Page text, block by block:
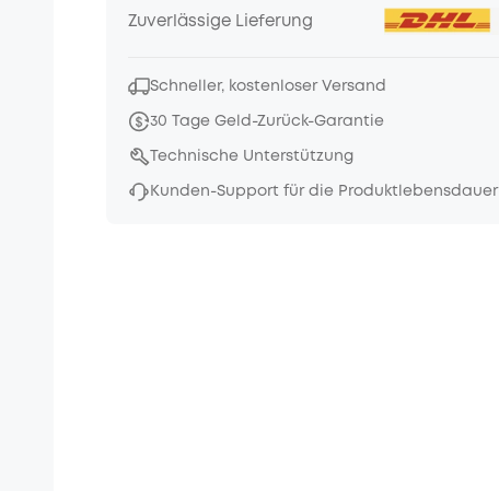
Zuverlässige Lieferung
Schneller, kostenloser Versand
30 Tage Geld-Zurück-Garantie
Technische Unterstützung
Kunden-Support für die Produktlebensdauer